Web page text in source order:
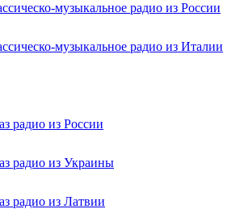
музыкальное радио из России
музыкальное радио из Италии
радио из России
радио из Украины
радио из Латвии